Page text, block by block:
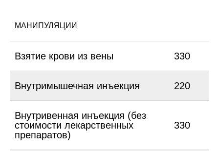
МАНИПУЛЯЦИИ
Взятие крови из вены 330
Внутримышечная инъекция 220
Внутривенная инъекция (без
стоимости лекарственных
препаратов)
330